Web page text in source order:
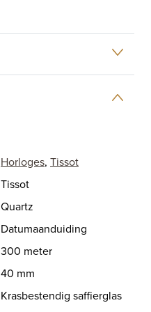
Horloges, Tissot
Tissot
Quartz
Datumaanduiding
300 meter
40 mm
Krasbestendig saffierglas